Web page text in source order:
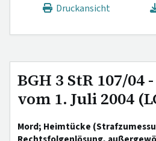
Druckansicht
BGH 3 StR 107/04
vom 1. Juli 2004
Mord; Heimtücke